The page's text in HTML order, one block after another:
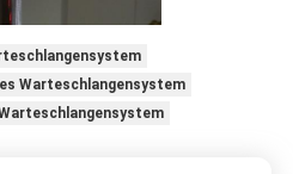
Warteschlangensystem